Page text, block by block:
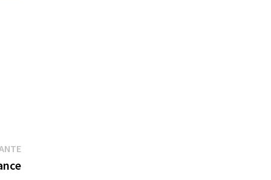
Publication
suivante :